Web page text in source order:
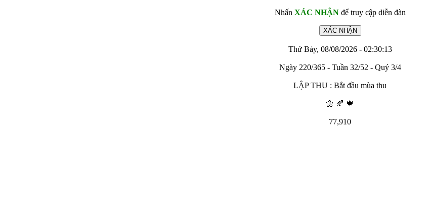
Nhấn XÁC NHẬNđể truy cập diễn đàn
Thứ Bảy, 08/08/2026 - 02:30:13
Ngày 220/365 - Tuần 32/52 - Quý 3/4
LẬP THU : Bắt đầu mùa thu
🌼 🍂 🍁
77,910